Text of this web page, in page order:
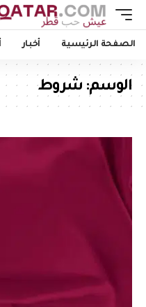
الصفحة الرئيسية أخبار
الوسم: شروط